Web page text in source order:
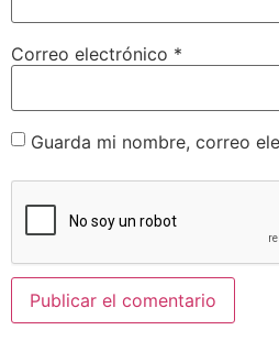
Correo electrónico *
Guarda mi nombre, correo